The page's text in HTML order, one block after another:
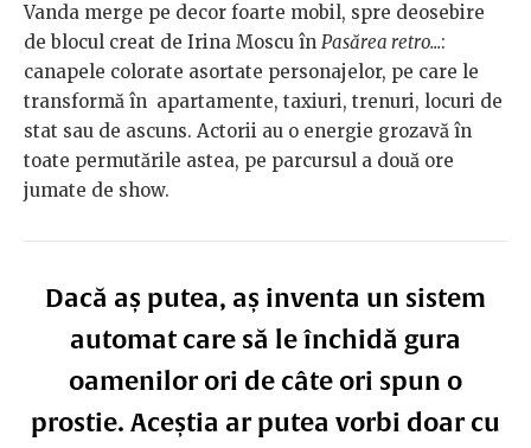
Vanda merge pe decor foarte mobil, spre deosebire
de blocul creat de Irina Moscu în Pasărea retro...:
canapele colorate asortate personajelor, pe care le
transformă în apartamente, taxiuri, trenuri, locuri de
stat sau de ascuns. Actorii au o energie grozavă în
toate permutările astea, pe parcursul a două ore
jumate de show.
Dacă aș putea, aș inventa un sistem
automat care să le închidă gura
oamenilor ori de câte ori spun o
prostie. Aceștia ar putea vorbi doar cu